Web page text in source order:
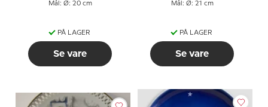
Mål: Ø: 20 cm
PÅ LAGER
Se vare
Mål: Ø: 21 cm
PÅ LAGER
Se vare